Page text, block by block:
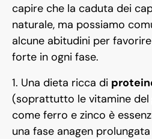
capire che la caduta dei
naturale, ma possiamo
alcune abitudini per
forte in ogni fase.
1. Una dieta ricca di
(soprattutto le vitamine del
come ferro e zinco è
una fase anagen prolungata